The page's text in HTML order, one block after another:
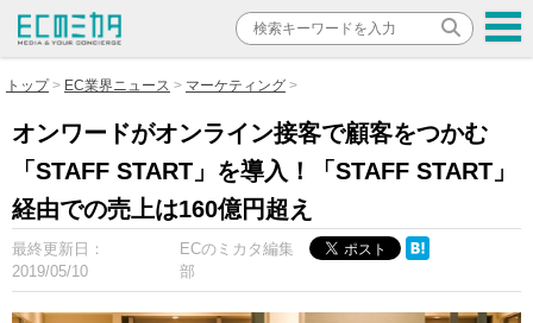
トップ EC業界ニュース マーケティング
オンワードがオンライン接客で顧客をつかむ
「STAFF START」を導入！「STAFF START」
経由での売上は160億円超え
最終更新日：
2019/05/10
ECのミカタ編集
部